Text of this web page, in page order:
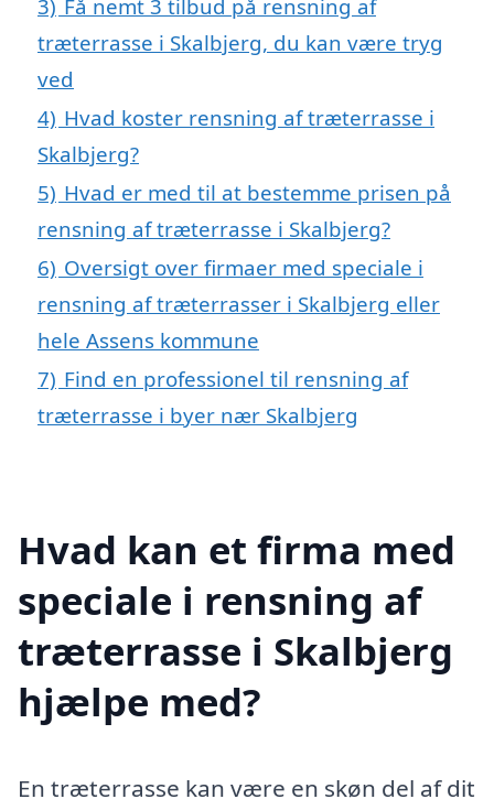
3) Få nemt 3 tilbud på rensning af
træterrasse i Skalbjerg, du kan være tryg
ved
4) Hvad koster rensning af træterrasse i
Skalbjerg?
5) Hvad er med til at bestemme prisen på
rensning af træterrasse i Skalbjerg?
6) Oversigt over firmaer med speciale i
rensning af træterrasser i Skalbjerg eller
hele Assens kommune
7) Find en professionel til rensning af
træterrasse i byer nær Skalbjerg
Hvad kan et firma med
speciale i rensning af
træterrasse i Skalbjerg
hjælpe med?
En træterrasse kan være en skøn del af dit